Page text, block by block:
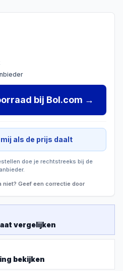
bij Bol.com →
als de prijs daalt
doe je rechtstreeks bij de
Geef een correctie door
vergelijken
bekijken